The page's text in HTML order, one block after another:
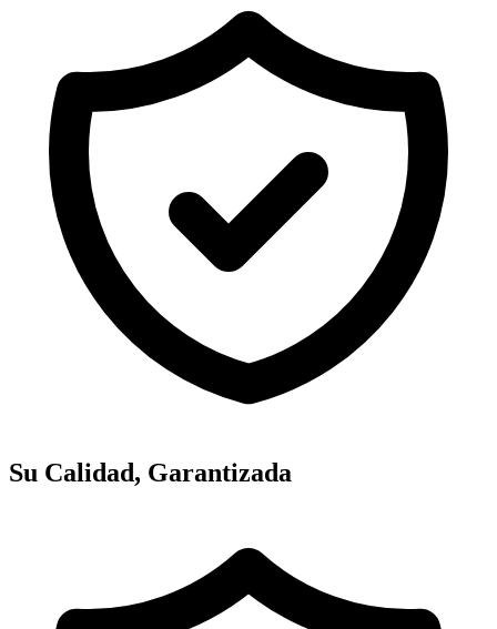
Su Calidad, Garantizada